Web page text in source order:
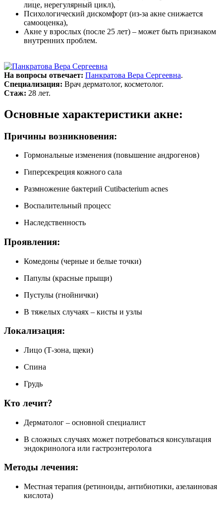
лице, нерегулярный цикл),
Психологический дискомфорт (из-за акне снижается
самооценка),
Акне у взрослых (после 25 лет) – может быть признаком
внутренних проблем.
На вопросы отвечает: Панкратова Вера Сергеевна.
Специализация: Врач дерматолог, косметолог.
Стаж: 28 лет.
Основные характеристики акне:
Причины возникновения:
Гормональные изменения (повышение андрогенов)
Гиперсекреция кожного сала
Размножение бактерий Cutibacterium acnes
Воспалительный процесс
Наследственность
Проявления:
Комедоны (черные и белые точки)
Папулы (красные прыщи)
Пустулы (гнойнички)
В тяжелых случаях – кисты и узлы
Локализация:
Лицо (Т-зона, щеки)
Спина
Грудь
Кто лечит?
Дерматолог – основной специалист
В сложных случаях может потребоваться консультация
эндокринолога или гастроэнтеролога
Методы лечения:
Местная терапия (ретиноиды, антибиотики, азелаиновая
кислота)